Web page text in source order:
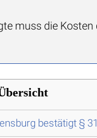
muss die
bestätigt §